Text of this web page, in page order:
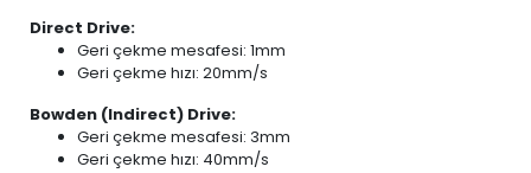
Direct Drive:
Geri çekme mesafesi: 1mm
Geri çekme hızı: 20mm/s
Bowden (Indirect) Drive:
Geri çekme mesafesi: 3mm
Geri çekme hızı: 40mm/s